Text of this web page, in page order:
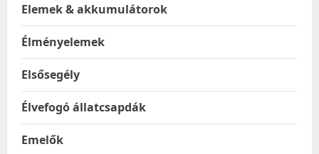
Elemek & akkumulátorok
Élményelemek
Elsősegély
Élvefogó állatcsapdák
Emelők